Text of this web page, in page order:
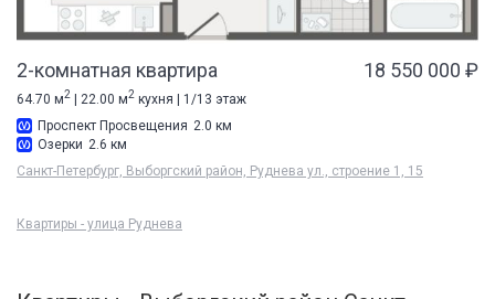
2-комнатная квартира 18 550 000 ₽
64.70 м2 | 22.00 м2 кухня | 1/13 этаж
Проспект Просвещения 2.0 км
Озерки 2.6 км
Санкт-Петербург, Выборгский район, Руднева ул., строение 1, 15
Квартиры - улица Руднева